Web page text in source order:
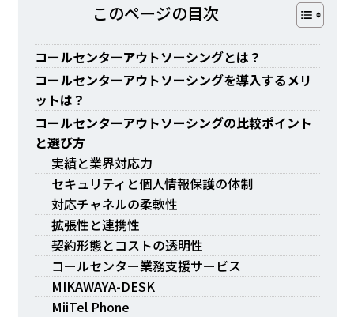
このページの⽬次
コールセンターアウトソーシングとは？
コールセンターアウトソーシングを導入するメリ
ットは？
コールセンターアウトソーシングの比較ポイント
と選び方
実績と業界対応力
セキュリティと個人情報保護の体制
対応チャネルの柔軟性
拡張性と連携性
契約形態とコストの透明性
コールセンター業務支援サービス
MIKAWAYA-DESK
MiiTel Phone